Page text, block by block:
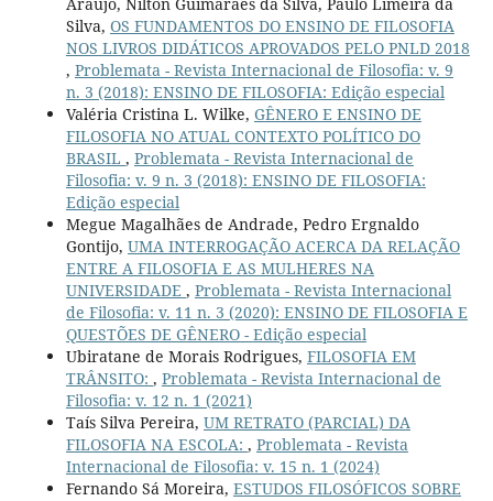
Silva, OS FUNDAMENTOS DO ENSINO DE FILOSOFIA
NOS LIVROS DIDÁTICOS APROVADOS PELO PNLD 2018
, Problemata - Revista Internacional de Filosofia: v. 9
n. 3 (2018): ENSINO DE FILOSOFIA: Edição especial
Valéria Cristina L. Wilke, GÊNERO E ENSINO DE
FILOSOFIA NO ATUAL CONTEXTO POLÍTICO DO
BRASIL , Problemata - Revista Internacional de
Filosofia: v. 9 n. 3 (2018): ENSINO DE FILOSOFIA:
Edição especial
Megue Magalhães de Andrade, Pedro Ergnaldo
Gontijo, UMA INTERROGAÇÃO ACERCA DA RELAÇÃO
ENTRE A FILOSOFIA E AS MULHERES NA
UNIVERSIDADE , Problemata - Revista Internacional
de Filosofia: v. 11 n. 3 (2020): ENSINO DE FILOSOFIA E
QUESTÕES DE GÊNERO - Edição especial
Ubiratane de Morais Rodrigues, FILOSOFIA EM
TRÂNSITO: , Problemata - Revista Internacional de
Filosofia: v. 12 n. 1 (2021)
Taís Silva Pereira, UM RETRATO (PARCIAL) DA
FILOSOFIA NA ESCOLA: , Problemata - Revista
Internacional de Filosofia: v. 15 n. 1 (2024)
Fernando Sá Moreira, ESTUDOS FILOSÓFICOS SOBRE